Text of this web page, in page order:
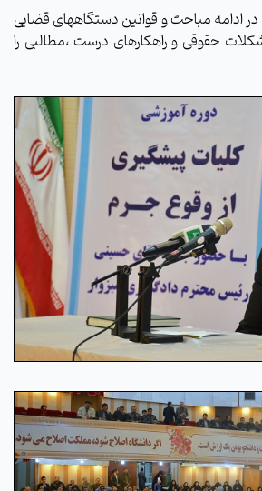
ادامه مباحث و قوانین دستگاههای قضایی
حقوقی و راهکارهای درست ،مطالبی را